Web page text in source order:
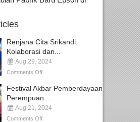
Renjana Cita Srikandi:
Kolaborasi dan...
Aug 29, 2024
Comments Off
Festival Akbar Pemberdayaan
Perempuan...
Aug 21, 2024
Comments Off